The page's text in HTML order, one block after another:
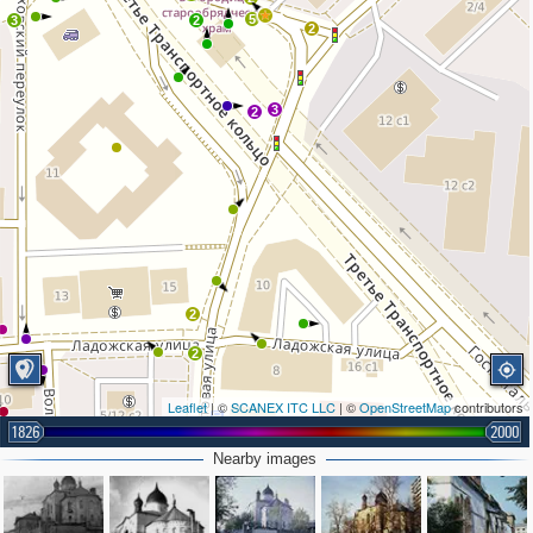
3
2
2
5
2
2
3
2
Leaflet| ©SCANEX ITC LLC | ©OpenStreetMapcontributors
1826 2000
Nearby images